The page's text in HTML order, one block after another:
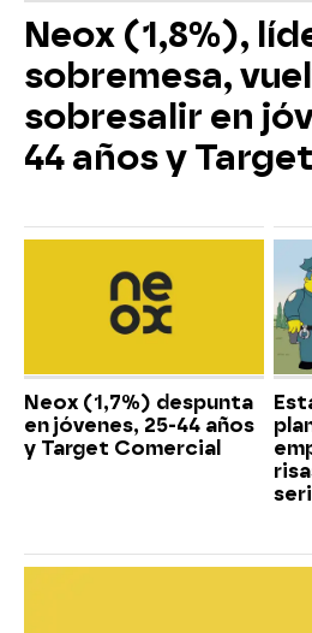
Neox (1,8%),
sobremesa,
sobresalir en
44 años y
Neox (1,7%) despunta
en jóvenes, 25-44 años
y Target Comercial